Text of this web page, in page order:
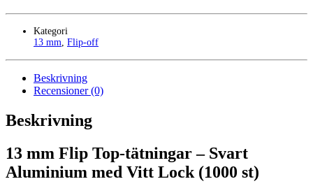
Kategori
13 mm Flip-off
Beskrivning
Recensioner (0)
Beskrivning
13 mm Flip Top-tätningar – Svart
Aluminium med Vitt Lock (1000 st)